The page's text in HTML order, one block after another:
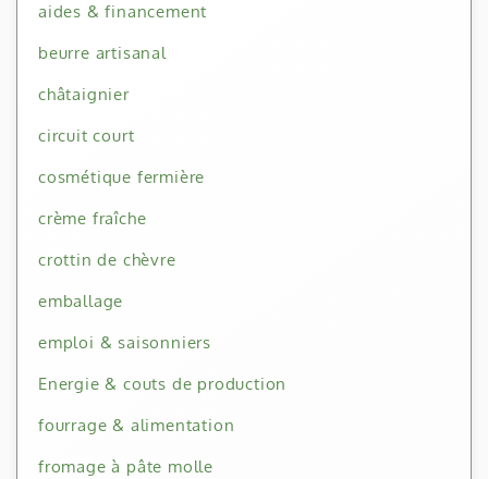
aides & financement
beurre artisanal
châtaignier
circuit court
cosmétique fermière
crème fraîche
crottin de chèvre
emballage
emploi & saisonniers
Energie & couts de production
fourrage & alimentation
fromage à pâte molle